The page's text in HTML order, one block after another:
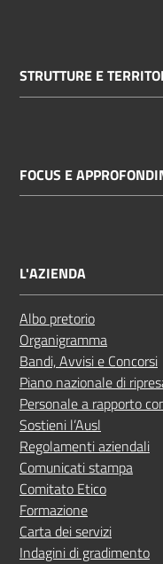
STRUTTURE E
FOCUS E
L'AZIENDA
Albo pretorio
Organigramma
Bandi, Avvisi e Concorsi
Piano nazionale di
Personale a rapporto
Sostieni l’Ausl
Regolamenti aziendali
Comunicati stampa
Comitato Etico
Formazione
Carta dei servizi
Indagini di gradimento